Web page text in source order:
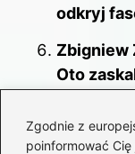
Zgodnie z
poinformować
odkryj
Zbigniew
Oto